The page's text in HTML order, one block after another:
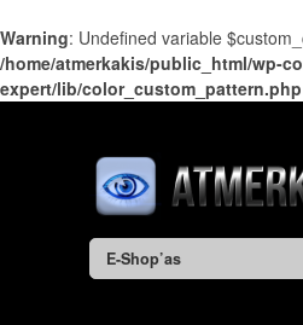
Warning: Undefined variable
/home/atmerkakis/public_html/wp-
expert/lib/color_custom_pattern.php
E-Shop’as